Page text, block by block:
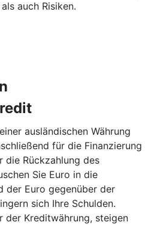
auch Risiken.
ausländischen Währung
für die Finanzierung
die Rückzahlung des
Sie Euro in die
der Euro gegenüber der
sich Ihre Schulden.
der Kreditwährung, steigen